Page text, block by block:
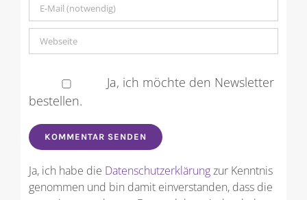
Ja, ich möchte den Newsletter
Ja, ich habe dieDatenschutzerklärungzur Kenntnis